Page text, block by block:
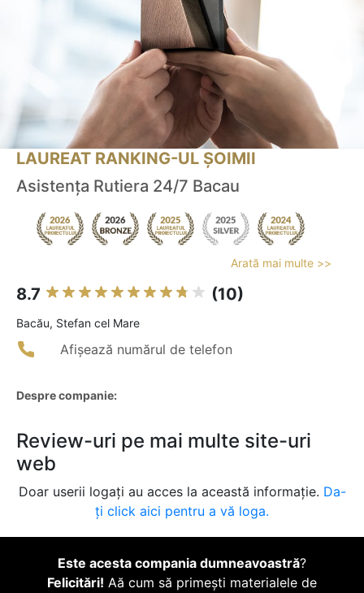
LAUREAT RANKING-UL ȘOIMII
Asistența Rutiera 24/7 Bacau
Arată mai multe >>
8.7 (10)
Bacău, Stefan cel Mare
Afișează numărul de telefon
Despre companie:
Review-uri pe mai multe site-uri
web
Doar userii logați au acces la această informație. Da-
ți click aici pentru a vă loga.
Este acesta compania dumneavoastră?
Felicitări! Aă cum să primești materialele de